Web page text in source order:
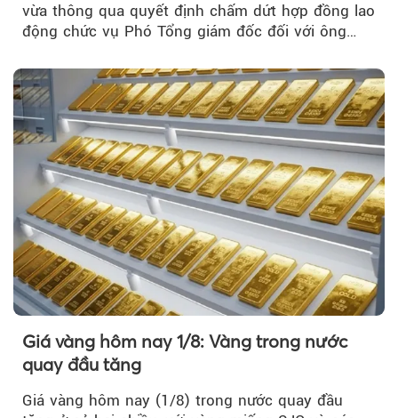
vừa thông qua quyết định chấm dứt hợp đồng lao
động chức vụ Phó Tổng giám đốc đối với ông
Giá vàng hôm nay 1/8: Vàng trong nước
quay đầu tăng
Giá vàng hôm nay (1/8) trong nước quay đầu